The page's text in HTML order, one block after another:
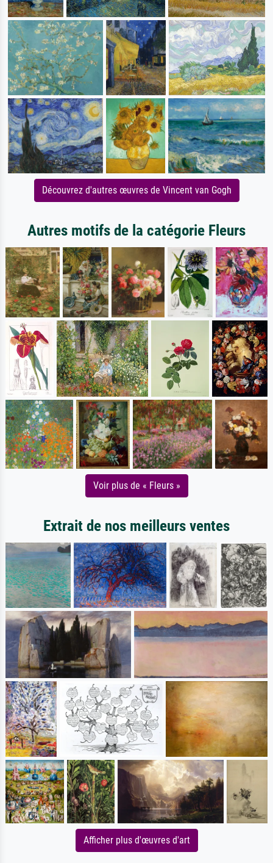
Découvrez d'autres œuvres de Vincent van Gogh
Autres motifs de la catégorie Fleurs
Voir plus de « Fleurs »
Extrait de nos meilleurs ventes
Afficher plus d'œuvres d'art